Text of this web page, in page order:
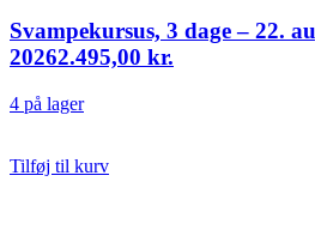
Svampekursus, 3 dage – 22.
20262.495,00 kr.
4 på lager
Tilføj til kurv